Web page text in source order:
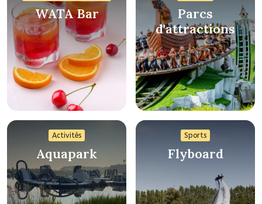
WATA Bar
Parcs
d'attractions
Activités
Aquapark
Sports
Flyboard